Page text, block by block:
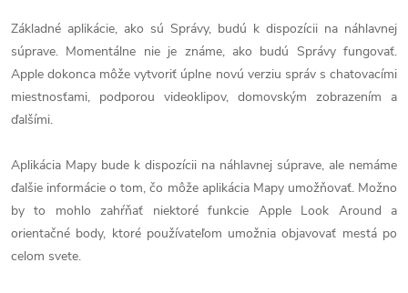
Základné aplikácie, ako sú Správy, budú k dispozícii na náhlavnej
súprave. Momentálne nie je známe, ako budú Správy fungovať.
Apple dokonca môže vytvoriť úplne novú verziu správ s chatovacími
miestnosťami, podporou videoklipov, domovským zobrazením a
ďalšími.
Aplikácia Mapy bude k dispozícii na náhlavnej súprave, ale nemáme
ďalšie informácie o tom, čo môže aplikácia Mapy umožňovať. Možno
by to mohlo zahŕňať niektoré funkcie Apple Look Around a
orientačné body, ktoré používateľom umožnia objavovať mestá po
celom svete.